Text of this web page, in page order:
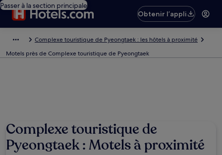
Passer à la section principale
Obtenir l’appli
Complexe touristique de Pyeongtaek : les hôtels à proximité
Motels près de Complexe touristique de Pyeongtaek
Complexe touristique de
Pyeongtaek : Motels à proximité